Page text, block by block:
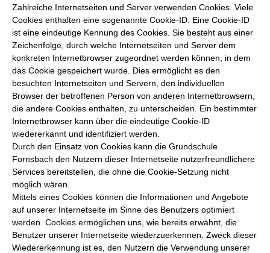
Zahlreiche Internetseiten und Server verwenden Cookies. Viele
Cookies enthalten eine sogenannte Cookie-ID. Eine Cookie-ID
ist eine eindeutige Kennung des Cookies. Sie besteht aus einer
Zeichenfolge, durch welche Internetseiten und Server dem
konkreten Internetbrowser zugeordnet werden können, in dem
das Cookie gespeichert wurde. Dies ermöglicht es den
besuchten Internetseiten und Servern, den individuellen
Browser der betroffenen Person von anderen Internetbrowsern,
die andere Cookies enthalten, zu unterscheiden. Ein bestimmter
Internetbrowser kann über die eindeutige Cookie-ID
wiedererkannt und identifiziert werden.
Durch den Einsatz von Cookies kann die Grundschule
Fornsbach den Nutzern dieser Internetseite nutzerfreundlichere
Services bereitstellen, die ohne die Cookie-Setzung nicht
möglich wären.
Mittels eines Cookies können die Informationen und Angebote
auf unserer Internetseite im Sinne des Benutzers optimiert
werden. Cookies ermöglichen uns, wie bereits erwähnt, die
Benutzer unserer Internetseite wiederzuerkennen. Zweck dieser
Wiedererkennung ist es, den Nutzern die Verwendung unserer